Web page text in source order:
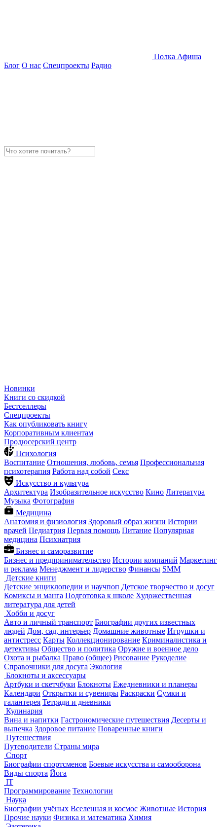
Полка Афиша
Блог О нас Спецпроекты Радио
Новинки
Книги со скидкой
Бестселлеры
Спецпроекты
Как опубликовать книгу
Корпоративным клиентам
Продюсерский центр
Психология
Воспитание Отношения, любовь, семья Профессиональная
психотерапия Работа над собой Секс
Искусство и культура
Архитектура Изобразительное искусство Кино Литература
Музыка Фотография
Медицина
Анатомия и физиология Здоровый образ жизни Истории
врачей Педиатрия Первая помощь Питание Популярная
медицина Психиатрия
Бизнес и саморазвитие
Бизнес и предпринимательство Истории компаний Маркетинг
и реклама Менеджмент и лидерство Финансы SMM
Детские книги
Детские энциклопедии и научпоп Детское творчество и досуг
Комиксы и манга Подготовка к школе Художественная
литература для детей
Хобби и досуг
Авто и личный транспорт Биографии других известных
людей Дом, сад, интерьер Домашние животные Игрушки и
антистресс Карты Коллекционирование Криминалистика и
детективы Общество и политика Оружие и военное дело
Охота и рыбалка Право (общее) Рисование Рукоделие
Справочники для досуга Экология
Блокноты и аксессуары
Артбуки и скетчбуки Блокноты Ежедневники и планеры
Календари Открытки и сувениры Раскраски Сумки и
галантерея Тетради и дневники
Кулинария
Вина и напитки Гастрономические путешествия Десерты и
выпечка Здоровое питание Поваренные книги
Путешествия
Путеводители Страны мира
Спорт
Биографии спортсменов Боевые искусства и самооборона
Виды спорта Йога
IT
Программирование Технологии
Наука
Биографии учёных Вселенная и космос Животные История
Прочие науки Физика и математика Химия